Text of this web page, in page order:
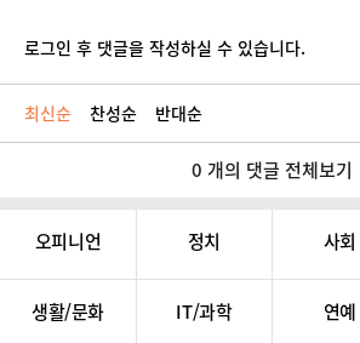
로그인 후 댓글을 작성하실 수 있습니다.
최신순 찬성순 반대순
0 개의 댓글 전체보기
오피니언 정치 사회
생활/문화 IT/과학 연예